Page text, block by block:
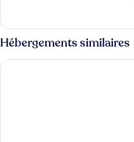
Accessible
Double
le
type
de
chambre
Accessible
Hébergements similaires
STG Hotel London Oxford Street